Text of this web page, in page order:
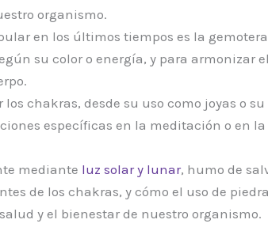
organismo.
en los últimos tiempos es la
su color o energía, y para armonizar
chakras, desde su uso como joyas o
específicas en la meditación o en
mediante luz solar y lunar, humo de
de los chakras, y cómo el uso de
y el bienestar de nuestro organismo.